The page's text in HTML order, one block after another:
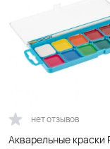
нет отзывов
Акварельные краски